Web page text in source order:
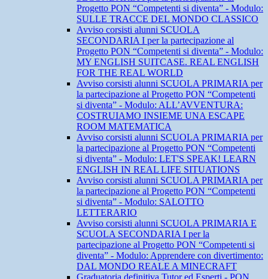
Progetto PON “Competenti si diventa” - Modulo:
SULLE TRACCE DEL MONDO CLASSICO
Avviso corsisti alunni SCUOLA
SECONDARIA I per la partecipazione al
Progetto PON “Competenti si diventa” - Modulo:
MY ENGLISH SUITCASE. REAL ENGLISH
FOR THE REAL WORLD
Avviso corsisti alunni SCUOLA PRIMARIA per
la partecipazione al Progetto PON “Competenti
si diventa” - Modulo: ALL’AVVENTURA:
COSTRUIAMO INSIEME UNA ESCAPE
ROOM MATEMATICA
Avviso corsisti alunni SCUOLA PRIMARIA per
la partecipazione al Progetto PON “Competenti
si diventa” - Modulo: LET'S SPEAK! LEARN
ENGLISH IN REAL LIFE SITUATIONS
Avviso corsisti alunni SCUOLA PRIMARIA per
la partecipazione al Progetto PON “Competenti
si diventa” - Modulo: SALOTTO
LETTERARIO
Avviso corsisti alunni SCUOLA PRIMARIA E
SCUOLA SECONDARIA I per la
partecipazione al Progetto PON “Competenti si
diventa” - Modulo: Apprendere con divertimento:
DAL MONDO REALE A MINECRAFT